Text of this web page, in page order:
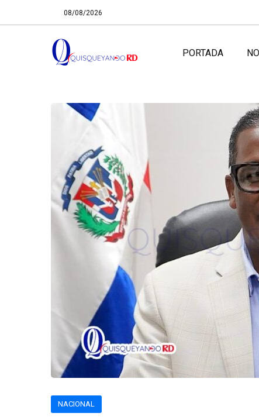
08/08/2026
PORTADA
NACIONAL